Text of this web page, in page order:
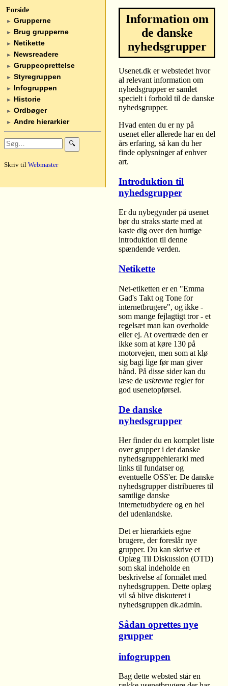
Forside
► Grupperne
► Brug grupperne
► Netikette
► Newsreadere
► Gruppeoprettelse
► Styregruppen
► Infogruppen
► Historie
► Ordbøger
► Andre hierarkier
🔍
Skriv til Webmaster
Information om
de danske
nyhedsgrupper
Usenet.dk er webstedet hvor
al relevant information om
nyhedsgrupper er samlet
specielt i forhold til de danske
nyhedsgrupper.
Hvad enten du er ny på
usenet eller allerede har en del
års erfaring, så kan du her
finde oplysninger af enhver
art.
Introduktion til
nyhedsgrupper
Er du nybegynder på usenet
bør du straks starte med at
kaste dig over den hurtige
introduktion til denne
spændende verden.
Netikette
Net-etiketten er en "Emma
Gad's Takt og Tone for
internetbrugere", og ikke -
som mange fejlagtigt tror - et
regelsæt man kan overholde
eller ej. At overtræde den er
ikke som at køre 130 på
motorvejen, men som at klø
sig bagi lige før man giver
hånd. På disse sider kan du
læse de uskrevne regler for
god usenetopførsel.
De danske
nyhedsgrupper
Her finder du en komplet liste
over grupper i det danske
nyhedsgruppehierarki med
links til fundatser og
eventuelle OSS'er. De danske
nyhedsgrupper distribueres til
samtlige danske
internetudbydere og en hel
del udenlandske.
Det er hierarkiets egne
brugere, der foreslår nye
grupper. Du kan skrive et
Oplæg Til Diskussion (OTD)
som skal indeholde en
beskrivelse af formålet med
nyhedsgruppen. Dette oplæg
vil så blive diskuteret i
nyhedsgruppen dk.admin.
Sådan oprettes nye
grupper
infogruppen
Bag dette websted står en